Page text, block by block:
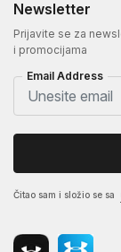
Newsletter
Prijavite se za
i promocijama
Email Address
Čitao sam i složio se sa